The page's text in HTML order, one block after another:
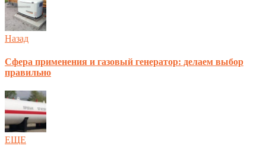
Назад
Сфера применения и газовый генератор: делаем выбор
правильно
ЕЩЕ